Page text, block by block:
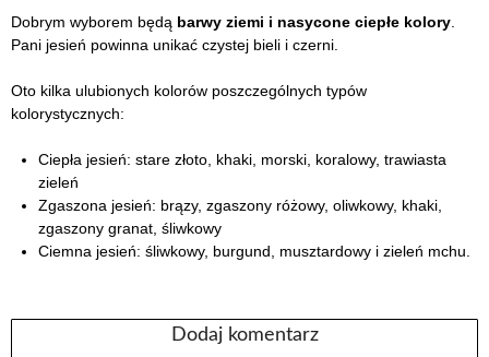
Dobrym wyborem będą barwy ziemi i nasycone ciepłe kolory
Pani jesień powinna unikać czystej bieli i czerni.
Oto kilka ulubionych kolorów poszczególnych typów
kolorystycznych:
Ciepła jesień: stare złoto, khaki, morski, koralowy, trawiasta
zieleń
Zgaszona jesień: brązy, zgaszony różowy, oliwkowy, khaki,
zgaszony granat, śliwkowy
Ciemna jesień: śliwkowy, burgund, musztardowy i zieleń mchu.
Dodaj komentarz